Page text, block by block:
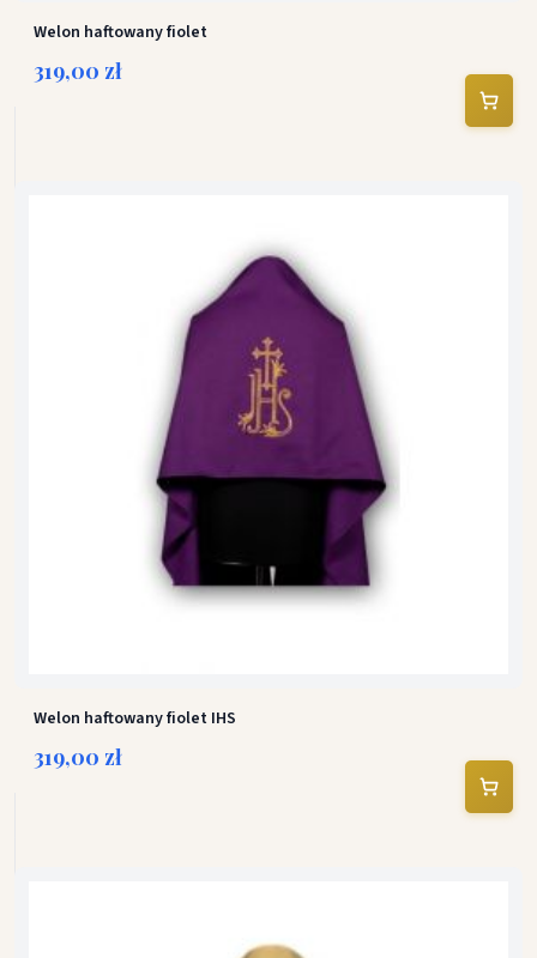
Welon haftowany fiolet
319,00 zł
Welon haftowany fiolet IHS
319,00 zł